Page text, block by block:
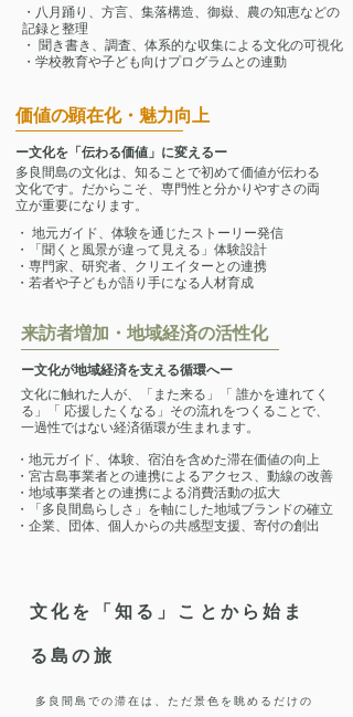
・八月踊り、方言、集落構造、御嶽、農の知恵などの
記録と整理
・ 聞き書き、調査、体系的な収集による文化の可視化
・学校教育や子ども向けプログラムとの連動
価値の顕在化・魅力向上
ー文化を「伝わる価値」に変えるー
多良間島の文化は、知ることで初めて価値が伝わる
文化です。だからこそ、専門性と分かりやすさの両
立が重要になります。
・ 地元ガイド、体験を通じたストーリー発信
・「聞くと風景が違って見える」体験設計
・専門家、研究者、クリエイターとの連携
・若者や子どもが語り手になる人材育成
来訪者増加・地域経済の活性化
ー文化が地域経済を支える循環へー
文化に触れた人が、「また来る」「 誰かを連れてく
る」「 応援したくなる」その流れをつくることで、
一過性ではない経済循環が生まれます。
・地元ガイド、体験、宿泊を含めた滞在価値の向上
・宮古島事業者との連携によるアクセス、動線の改善
・地域事業者との連携による消費活動の拡大
・「多良間島らしさ」を軸にした地域ブランドの確立
・企業、団体、個人からの共感型支援、寄付の創出
文化を「知る」ことから始ま
る島の旅
多良間島での滞在は、ただ景色を眺めるだけの